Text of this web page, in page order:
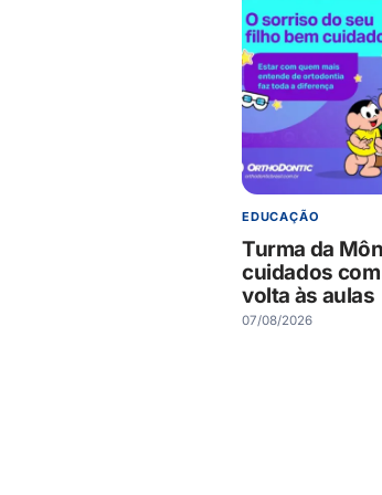
EDUCAÇÃO
Turma da
cuidados
volta às aulas
07/08/2026